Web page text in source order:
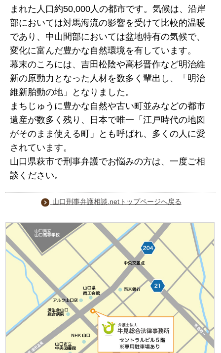
まれた人口約50,000人の都市です。気候は、沿岸
部においては対馬海流の影響を受けて比較的温暖
であり、中山間部においては盆地特有の気候で、
変化に富んだ豊かな自然環境を有しています。
幕末のころには、吉田松陰や高杉晋作など明治維
新の原動力となった人材を数多く輩出し、「明治
維新胎動の地」となりました。
まちじゅうに豊かな自然や古い町並みなどの都市
遺産が数多く残り、日本で唯一「江戸時代の地図
がそのまま使える町」とも呼ばれ、多くの人に愛
されています。
山口県萩市で刑事弁護でお悩みの方は、一度ご相
談ください。
山口刑事弁護相談.netトップページへ戻る